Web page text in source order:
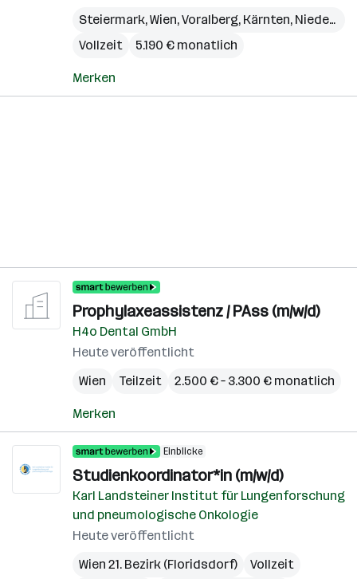
Steiermark,Wien,Voralberg, Kärnten, Niederösterreich
Vollzeit
5.190 € monatlich
Merken
Prophylaxeassistenz / PAss (m/w/d)
H4o Dental GmbH
Heute veröffentlicht
Wien
Teilzeit 2.500 € – 3.300 € monatlich
Merken
Einblicke
Studienkoordinator*in (m/w/d)
Karl Landsteiner Institut für Lungenforschung
und pneumologische Onkologie
Heute veröffentlicht
Wien 21. Bezirk (Floridsdorf)
Vollzeit